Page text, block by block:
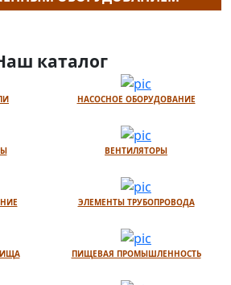
каталог
НАСОСНОЕ ОБОРУДОВАНИЕ
ВЕНТИЛЯТОРЫ
ЭЛЕМЕНТЫ ТРУБОПРОВОДА
ПИЩЕВАЯ ПРОМЫШЛЕННОСТЬ